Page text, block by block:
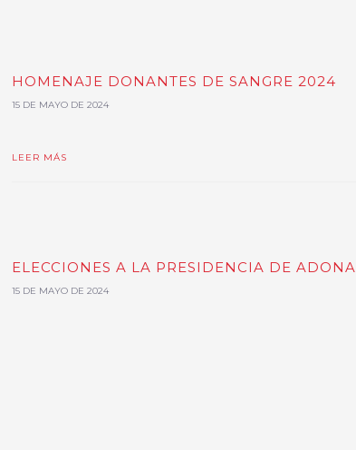
HOMENAJE DONANTES DE SANGRE 2024
15 DE MAYO DE 2024
LEER MÁS
ELECCIONES A LA PRESIDENCIA DE ADONA
15 DE MAYO DE 2024